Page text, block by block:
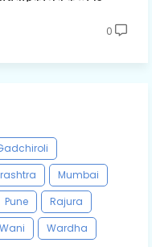
0
Mumbai
Pune
Rajura
Wani
Wardha